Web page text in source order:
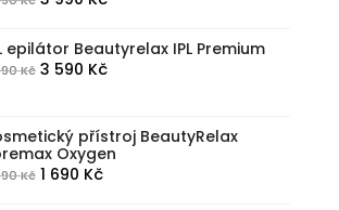
490 Kč. 599 Kč.
byla:
5
je:
3
epilátor Beautyrelax IPL Premium
Kč Původní
5
990 Kč.
3 590 KčAktuální
3
přístroj BeautyRelax
Oxygen
Kč Původní
1 690 KčAktuální